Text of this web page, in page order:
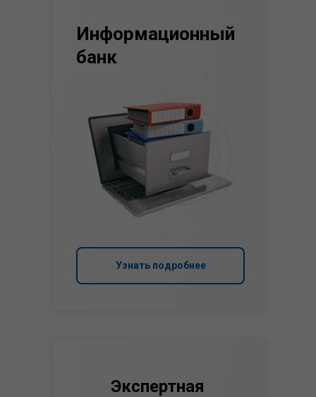
Узнать подробнее
Информационный
банк
Экспертная